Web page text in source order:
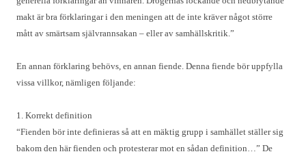
makt är bra förklaringar i den meningen att de inte kräver något större
mått av smärtsam självrannsakan – eller av samhällskritik.”
En annan förklaring behövs, en annan fiende. Denna fiende bör uppfylla
vissa villkor, nämligen följande:
1. Korrekt definition
“Fienden bör inte definieras så att en mäktig grupp i samhället ställer sig
bakom den här fienden och protesterar mot en sådan definition…” De